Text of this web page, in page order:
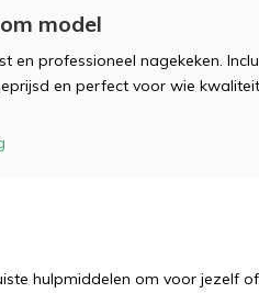
model
en professioneel nagekeken.
en perfect voor wie
hulpmiddelen om voor jezelf